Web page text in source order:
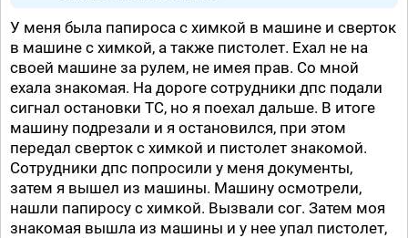
У меня была папироса с химкой в машине и сверток
в машине с химкой, а также пистолет. Ехал не на
своей машине за рулем, не имея прав. Со мной
ехала знакомая. На дороге сотрудники дпс подали
сигнал остановки ТС, но я поехал дальше. В итоге
машину подрезали и я остановился, при этом
передал сверток с химкой и пистолет знакомой.
Сотрудники дпс попросили у меня документы,
затем я вышел из машины. Машину осмотрели,
нашли папиросу с химкой. Вызвали сог. Затем моя
знакомая вышла из машины и у нее упал пистолет,